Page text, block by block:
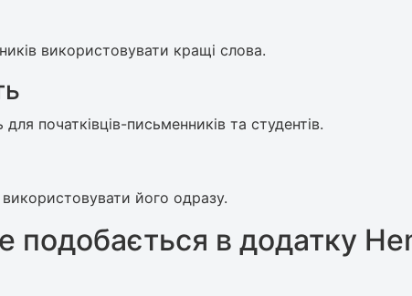
використовувати кращі слова.
для початківців-письменників та студентів.
його одразу.
подобається в додатку